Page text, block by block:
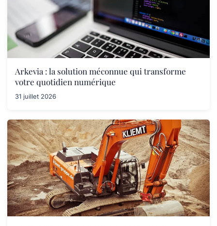
Arkevia : la solution méconnue qui transforme
votre quotidien numérique
31 juillet 2026